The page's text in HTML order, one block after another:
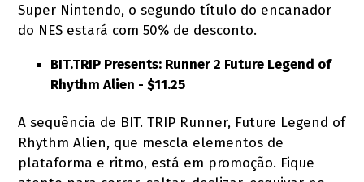
Super Nintendo, o segundo título do encanador
do NES estará com 50% de desconto.
BIT.TRIP Presents: Runner 2 Future Legend of
Rhythm Alien - $11.25
A sequência de BIT. TRIP Runner, Future Legend of
Rhythm Alien, que mescla elementos de
plataforma e ritmo, está em promoção. Fique